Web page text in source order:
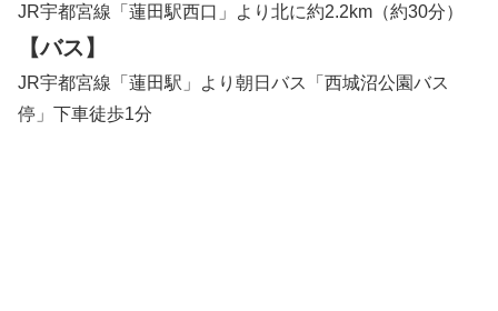
JR宇都宮線「蓮田駅西口」より北に約2.2km（約30分）
【バス】
JR宇都宮線「蓮田駅」より朝日バス「西城沼公園バス
停」下車徒歩1分